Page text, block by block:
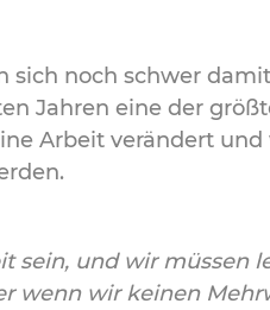
noch schwer
Jahren eine der
Arbeit verändert
sein, und wir müssen
wenn wir keinen